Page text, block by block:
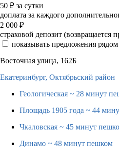
50 ₽ за сутки
доплата за каждого
2 000 ₽
страховой депозит (возвращается
показывать предложения рядом
Восточная улица, 162Б
Екатеринбург, Октябрьский район
Геологическая ~ 28 минут
Площадь 1905 года ~ 44
Чкаловская ~ 45 минут
Динамо ~ 48 минут пешком